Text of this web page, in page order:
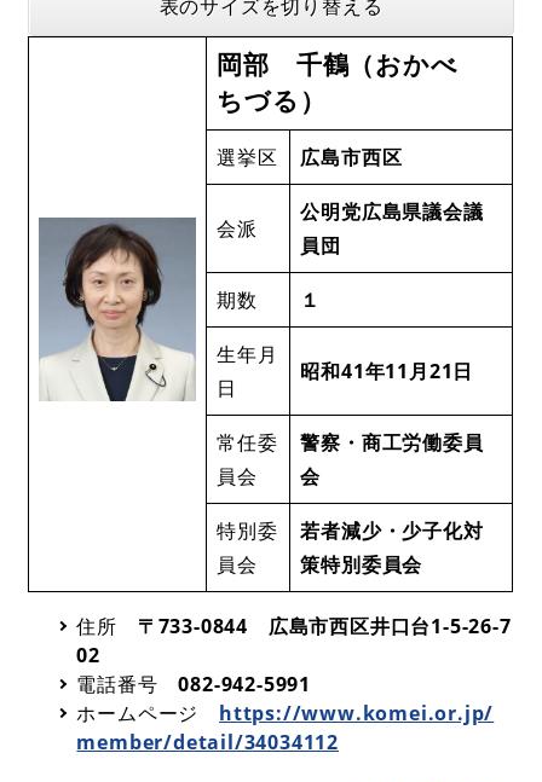
表のサイズを切り替える
岡部 千鶴（おかべ
ちづる）
選挙区 広島市西区
会派
公明党広島県議会議
員団
期数 １
生年月
日
昭和41年11月21日
常任委
員会
警察・商工労働委員
会
特別委
員会
若者減少・少子化対
策特別委員会
住所 〒733-0844 広島市西区井口台1-5-26-7
02
電話番号082-942-5991
ホームページ
https://www.komei.or.jp/
member/detail/34034112